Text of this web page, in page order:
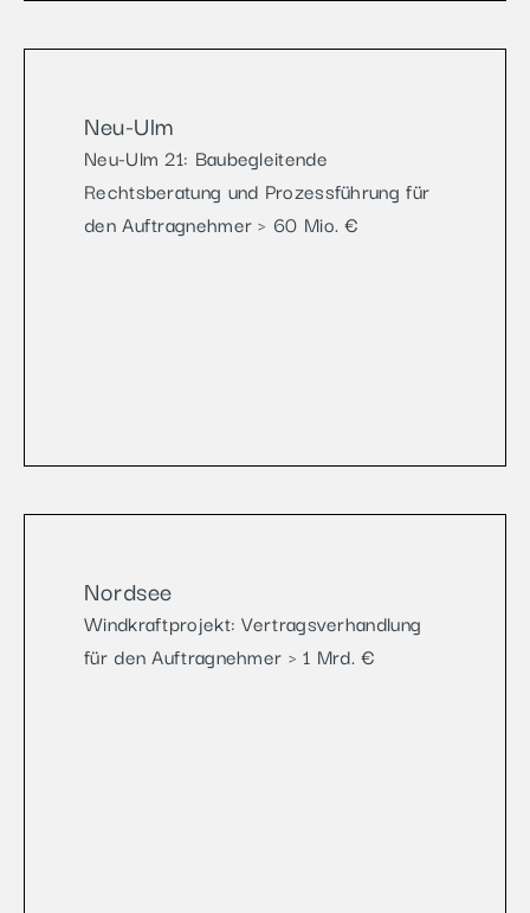
Neu-Ulm
Neu-Ulm 21: Baubegleitende
Rechtsberatung und Prozessführung für
den Auftragnehmer > 60 Mio. €
Nordsee
Windkraftprojekt: Vertragsverhandlung
für den Auftragnehmer > 1 Mrd. €